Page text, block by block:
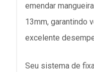
emendar
13mm, garantindo
excelente
Seu sistema de